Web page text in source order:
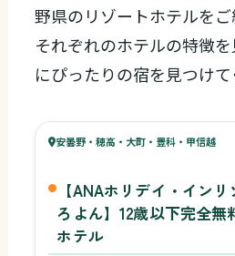
野県のリゾートホテルをご
それぞれのホテルの特徴
にぴったりの宿を見つけて
84ベビー
安曇野・穂高・大町・豊科・甲信越
【ANAホリデイ・イン
ろよん】12歳以下完全
ホテル